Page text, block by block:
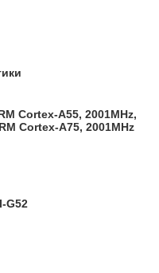
Cortex-A55, 2001MHz,
Cortex-A75, 2001MHz
G52